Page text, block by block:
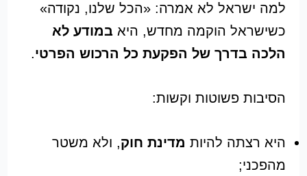
למה ישראל לא אמרה: «הכל שלנו, נקודה»
כשישראל הוקמה מחדש, היא במודע לא
הלכה בדרך של הפקעת כל הרכוש הפרטי.
הסיבות פשוטות וקשות:
היא רצתה להיות מדינת חוק, ולא משטר
מהפכני;